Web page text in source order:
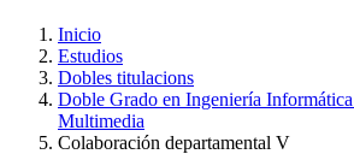
Inicio
Estudios
Dobles titulacions
Doble Grado en Ingeniería
Multimedia
Colaboración departamental V